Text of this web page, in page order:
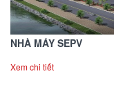
NHÀ MÁY SEPV
Xem chi tiết